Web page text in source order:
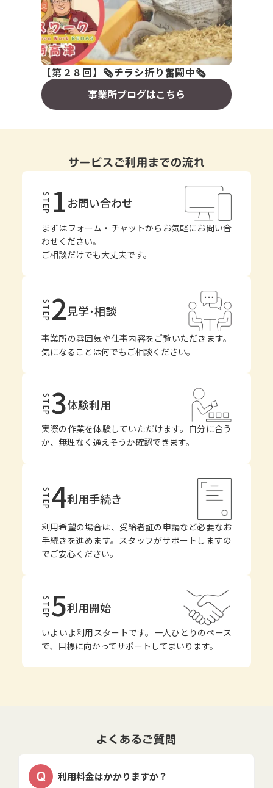
【第２８回】🗞️チラシ折り奮闘中🗞️
事業所ブログはこちら
サービスご利用までの流れ
STEP 1お問い合わせ
まずはフォーム・チャットからお気軽にお問い合
わせください。
ご相談だけでも大丈夫です。
STEP2見学･相談
事業所の雰囲気や仕事内容をご覧いただきます。
気になることは何でもご相談ください。
STEP3体験利用
実際の作業を体験していただけます。自分に合う
か、無理なく通えそうか確認できます。
STEP4利用手続き
利用希望の場合は、受給者証の申請など必要なお
手続きを進めます。スタッフがサポートしますの
でご安心ください。
STEP5利用開始
いよいよ利用スタートです。一人ひとりのペース
で、目標に向かってサポートしてまいります。
よくあるご質問
Q
利用料金はかかりますか？